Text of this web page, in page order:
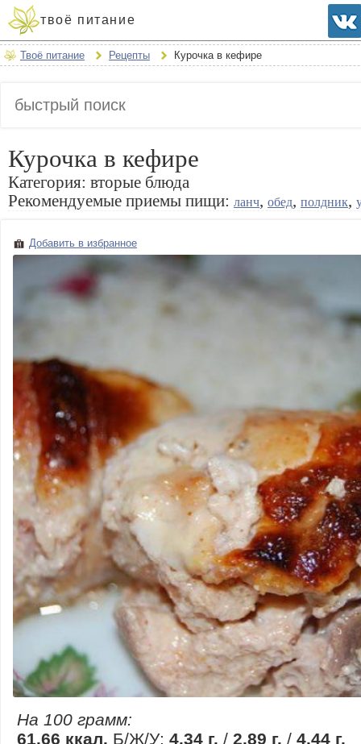
твоё питание
Твоё питание Рецепты Курочка в кефире
Курочка в кефире
Категория: вторые блюда
Рекомендуемые приемы пищи: ланч, обед, полдник,
Добавить в избранное
На 100 грамм:
61.66 ккал. Б/Ж/У: 4.34 г. / 2.89 г. / 4.44 г.